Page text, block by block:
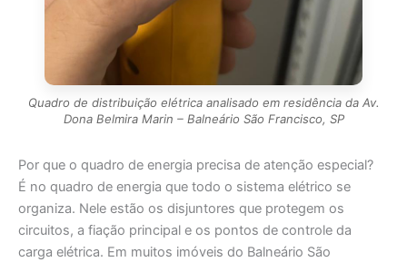
Quadro de distribuição elétrica analisado em residência da Av.
Dona Belmira Marin – Balneário São Francisco, SP
Por que o quadro de energia precisa de atenção especial?
É no quadro de energia que todo o sistema elétrico se
organiza. Nele estão os disjuntores que protegem os
circuitos, a fiação principal e os pontos de controle da
carga elétrica. Em muitos imóveis do Balneário São